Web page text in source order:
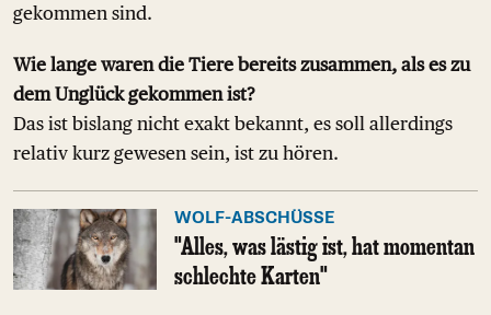
gekommen sind.
Wie lange waren die Tiere bereits zusammen, als es zu
dem Unglück gekommen ist?
Das ist bislang nicht exakt bekannt, es soll allerdings
relativ kurz gewesen sein, ist zu hören.
WOLF-ABSCHÜSSE
"Alles, was lästig ist, hat momentan
schlechte Karten"